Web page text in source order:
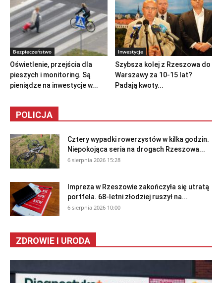
Bezpieczeństwo
Oświetlenie, przejścia dla
pieszych i monitoring. Są
pieniądze na inwestycje w...
Inwestycje
Szybsza kolej z Rzeszowa do
Warszawy za 10-15 lat?
Padają kwoty...
POLICJA
Cztery wypadki rowerzystów w kilka godzin.
Niepokojąca seria na drogach Rzeszowa...
6 sierpnia 2026 15:28
Impreza w Rzeszowie zakończyła się utratą
portfela. 68-letni złodziej ruszył na...
6 sierpnia 2026 10:00
ZDROWIE I URODA